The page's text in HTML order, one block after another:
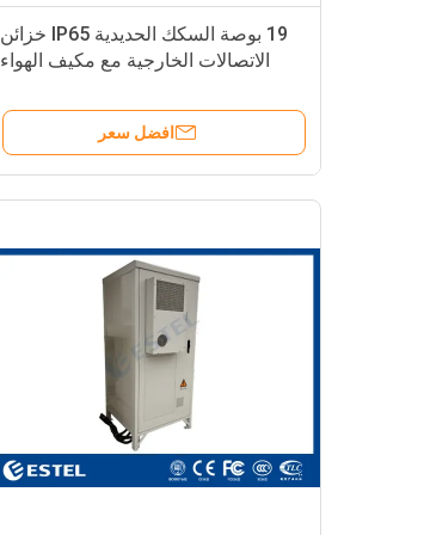
19 بوصة السكك الحديدية IP65 خزائن
الاتصالات الخارجية مع مكيف الهواء
افضل سعر